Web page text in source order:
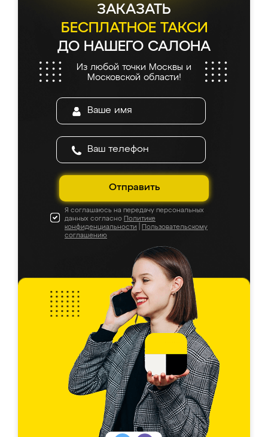
ЗАКАЗАТЬ
БЕСПЛАТНОЕ ТАКСИ
ДО НАШЕГО САЛОНА
Из любой точки Москвы и
Московской области!
Отправить
Я соглашаюсь на передачу персональных
данных согласно Политике
конфиденциальности
Пользовательскому
соглашению